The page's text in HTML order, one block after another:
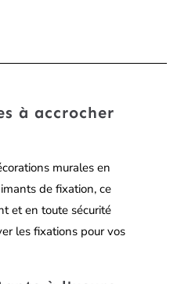
à accrocher
murales en
de fixation, ce
et en toute sécurité
les fixations pour vos